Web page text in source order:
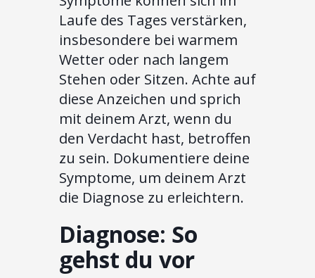
Laufe des Tages verstärken,
insbesondere bei warmem
Wetter oder nach langem
Stehen oder Sitzen. Achte auf
diese Anzeichen und sprich
mit deinem Arzt, wenn du
den Verdacht hast, betroffen
zu sein. Dokumentiere deine
Symptome, um deinem Arzt
die Diagnose zu erleichtern.
Diagnose: So
gehst du vor